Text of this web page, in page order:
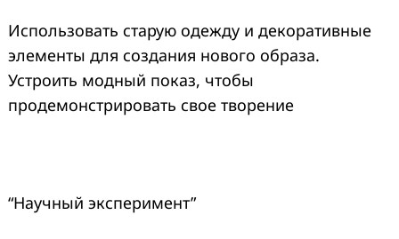
Использовать старую одежду и декоративные
элементы для создания нового образа.
Устроить модный показ, чтобы
продемонстрировать свое творение
“Научный эксперимент”